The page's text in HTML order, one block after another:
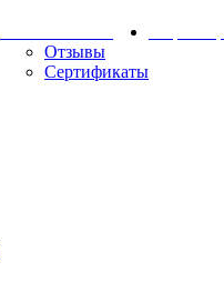
Отзывы
Сертификаты